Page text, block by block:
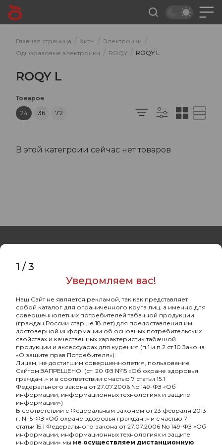
Главная страница / Хиты / Электронки /
Одноразовые электронки / ROQY / ROQY L
ROQY L
Товаров
24
36 72
В этой категроии сейчас нет товаров
Оптовый портал
8 (495) 740-22-08
8 (800) 222-82-00
Время работы
пн-пт: с 10:00 до 19:00
info@oshisha.net
О компании
Покупателям
1 /3
Уведомляем вас!
Наш Сайт не является рекламой, так как представляет
собой каталог для ограниченного круга лиц, а именно для
совершеннолетних потребителей табачной продукции
(граждан России старше 18 лет) для предоставления им
достоверной информации об основных потребительских
свойствах и качественных характеристик табачной
продукции и аксессуарах для курения (п.1 и п.2 ст.10 Закона
«О защите прав Потребителя»).
Лицам, не достигшим совершеннолетия, пользование
Сайтом ЗАПРЕЩЕНО. (ст. 20 ФЗ №15 «Об охране здоровья
граждан..» и в соответствии с частью 7 статьи 15.1
Федерального закона от 27.07.2006 No 149-ФЗ «Об
информации, информационных технологиях и защите
информации»)
В соответствии с Федеральным законом от 23 февраля 2013
г. N 15-ФЗ «Об охране здоровья граждан..» и с частью 7
статьи 15.1 Федерального закона от 27.07.2006 No 149-ФЗ «Об
информации, информационных технологиях и защите
информации» мы не осуществляем дистанционную